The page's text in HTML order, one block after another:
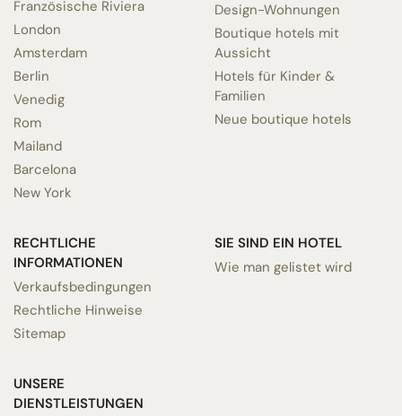
Französische Riviera
London
Amsterdam
Berlin
Venedig
Rom
Mailand
Barcelona
New York
Design-Wohnungen
Boutique hotels mit
Aussicht
Hotels für Kinder &
Familien
Neue boutique hotels
RECHTLICHE
INFORMATIONEN
Verkaufsbedingungen
Rechtliche Hinweise
Sitemap
UNSERE
DIENSTLEISTUNGEN
SIE SIND EIN HOTEL
Wie man gelistet wird